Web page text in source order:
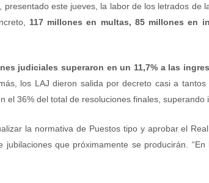
este jueves, la labor de los letrados
117 millones en multas, 85 millones en
judiciales superaron en un 11,7% a las
los LAJ dieron salida por decreto casi a
el 36% del total de resoluciones finales, superando
la normativa de Puestos tipo y aprobar el
que próximamente se producirán.